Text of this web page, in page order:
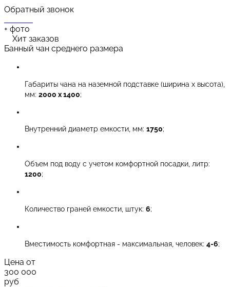
Обратный звонок
+ фото
Хит заказов
Банный чан среднего размера
Габариты чана на наземной подставке (ширина х высота),
мм: 2000 х 1400;
Внутренний диаметр емкости, мм: 1750;
Объем под воду с учетом комфортной посадки, литр:
1200;
Количество граней емкости, штук: 6;
Вместимость комфортная - максимальная, человек: 4-6;
Цена от
300 000
руб